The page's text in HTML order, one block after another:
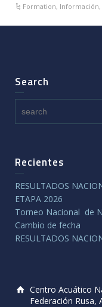
Formation, Información,
Search
Recientes
RESULTADOS
ETAPA 2026
Torneo Nacional de
Cambio de fecha
RESULTADOS
Centro Acuático
Federación Rusa,